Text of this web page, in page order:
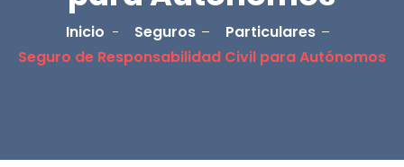
Inicio Seguros
Particulares
Seguro de Responsabilidad Civil para Autónomos